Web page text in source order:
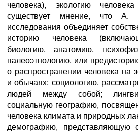
человека), экологию
существует мнение, что А.
исследования объединяет
историю человека
биологию, анатомию,
палеоэтнологию, или
о распространении человека на
и обычаях; социологию,
людей между собой;
социальную географию,
человека климата и природных
демографию, представляющую